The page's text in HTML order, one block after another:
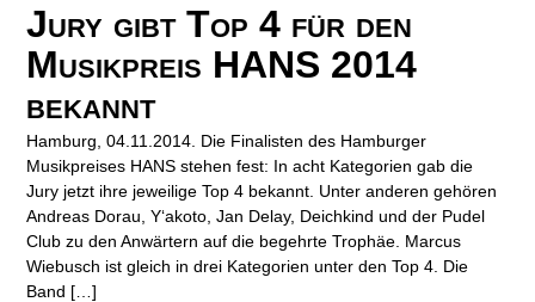
Jury gibt Top 4 für den
Musikpreis HANS 2014
bekannt
Hamburg, 04.11.2014. Die Finalisten des Hamburger
Musikpreises HANS stehen fest: In acht Kategorien gab die
Jury jetzt ihre jeweilige Top 4 bekannt. Unter anderen gehören
Andreas Dorau, Y‘akoto, Jan Delay, Deichkind und der Pudel
Club zu den Anwärtern auf die begehrte Trophäe. Marcus
Wiebusch ist gleich in drei Kategorien unter den Top 4. Die
Band […]